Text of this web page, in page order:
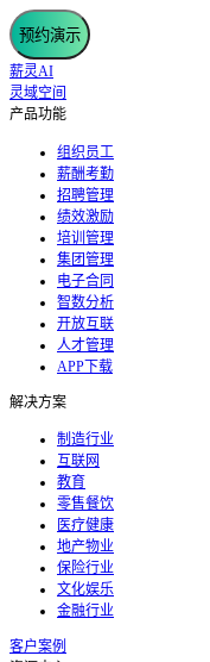
预约演示
薪灵AI
灵域空间
产品功能
组织员工
薪酬考勤
招聘管理
绩效激励
培训管理
集团管理
电子合同
智数分析
开放互联
人才管理
APP下载
解决方案
制造行业
互联网
教育
零售餐饮
医疗健康
地产物业
保险行业
文化娱乐
金融行业
客户案例